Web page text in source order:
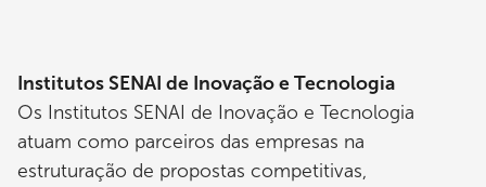
Institutos SENAI de Inovação e Tecnologia
Os Institutos SENAI de Inovação e Tecnologia
atuam como parceiros das empresas na
estruturação de propostas competitivas,